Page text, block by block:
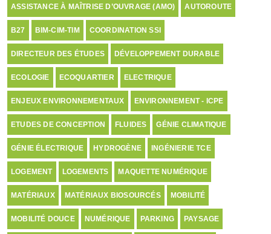
ASSISTANCE À MAÎTRISE D’OUVRAGE (AMO) AUTOROUTE
B27 BIM-CIM-TIM COORDINATION SSI
DIRECTEUR DES ÉTUDES DÉVELOPPEMENT DURABLE
ECOLOGIE ECOQUARTIER ELECTRIQUE
ENJEUX ENVIRONNEMENTAUX ENVIRONNEMENT - ICPE
ETUDES DE CONCEPTION FLUIDES GÉNIE CLIMATIQUE
GÉNIE ÉLECTRIQUE HYDROGÈNE INGÉNIERIE TCE
LOGEMENT LOGEMENTS MAQUETTE NUMÉRIQUE
MATÉRIAUX MATÉRIAUX BIOSOURCÉS MOBILITÉ
MOBILITÉ DOUCE NUMÉRIQUE PARKING PAYSAGE